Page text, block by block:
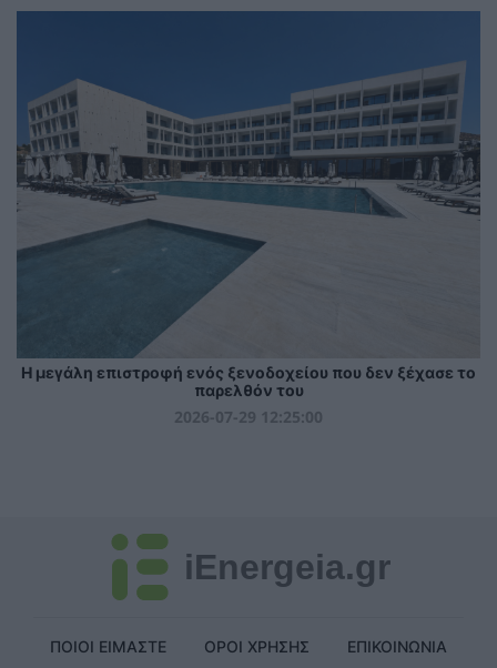
Η μεγάλη επιστροφή ενός ξενοδοχείου που δεν ξέχασε το
παρελθόν του
2026-07-29 12:25:00
iEnergeia.gr
ΠΟΙΟΙ ΕΙΜΑΣΤΕ ΟΡΟΙ ΧΡΗΣΗΣ ΕΠΙΚΟΙΝΩΝΙΑ